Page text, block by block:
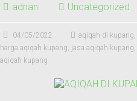
adnan Uncategorized
04/05/2022 aqiqah di kupang,
harga aqiqah kupang, jasa aqiqah kupang,
aqiqah kupang